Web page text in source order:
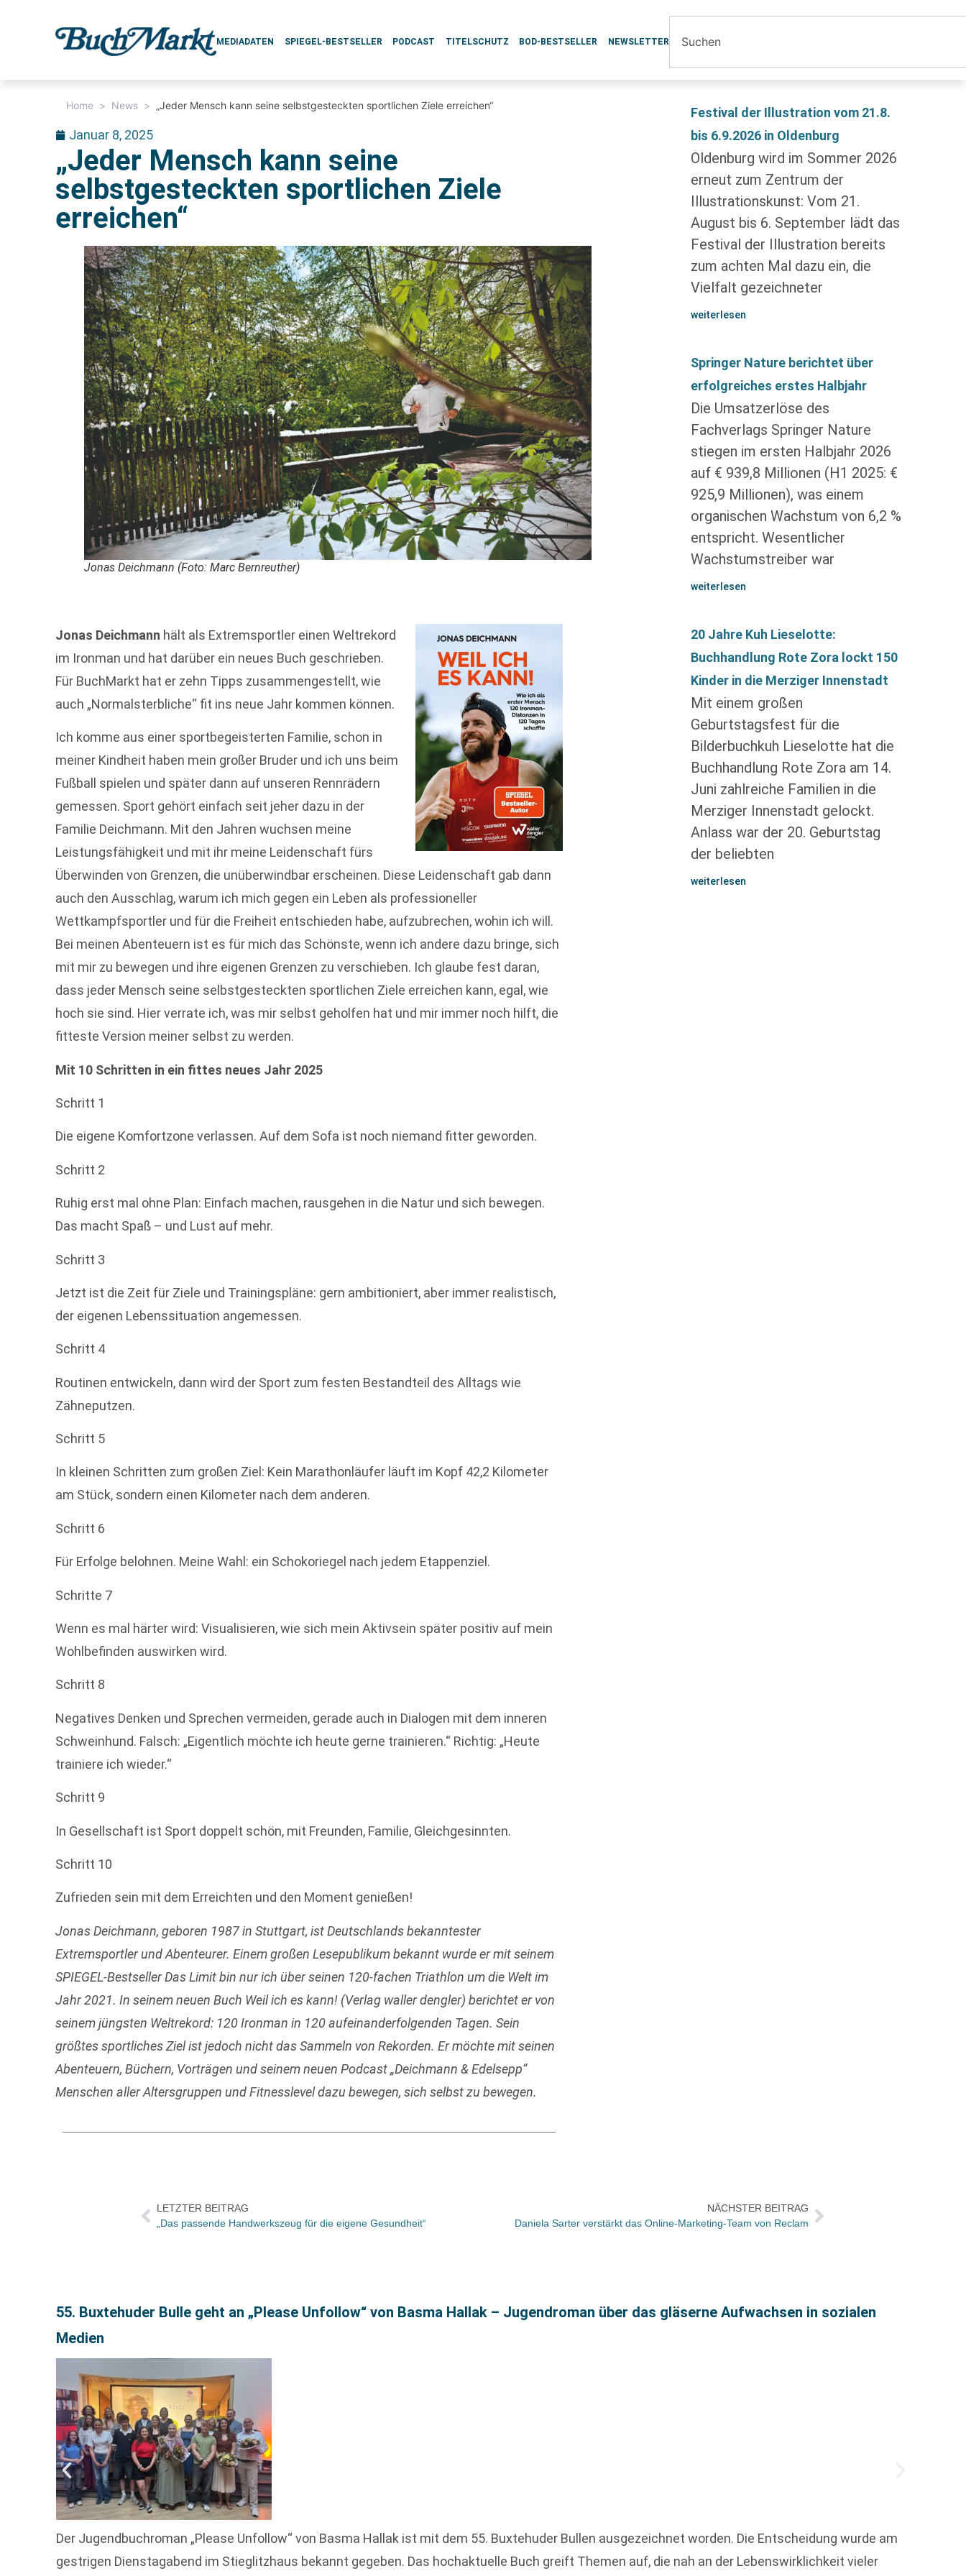
MEDIADATEN SPIEGEL-BESTSELLER PODCAST TITELSCHUTZ BOD-BESTSELLER NEWSLETTER
Home > News > „Jeder Mensch kann seine selbstgesteckten sportlichen Ziele erreichen“
Januar 8, 2025
„Jeder Mensch kann seine
selbstgesteckten sportlichen Ziele
erreichen“
Jonas Deichmann (Foto: Marc Bernreuther)
Jonas Deichmann hält als Extremsportler einen Weltrekord
im Ironman und hat darüber ein neues Buch geschrieben.
Für BuchMarkt hat er zehn Tipps zusammengestellt, wie
auch „Normalsterbliche“ fit ins neue Jahr kommen können.
Ich komme aus einer sportbegeisterten Familie, schon in
meiner Kindheit haben mein großer Bruder und ich uns beim
Fußball spielen und später dann auf unseren Rennrädern
gemessen. Sport gehört einfach seit jeher dazu in der
Familie Deichmann. Mit den Jahren wuchsen meine
Leistungsfähigkeit und mit ihr meine Leidenschaft fürs
Überwinden von Grenzen, die unüberwindbar erscheinen. Diese Leidenschaft gab dann
auch den Ausschlag, warum ich mich gegen ein Leben als professioneller
Wettkampfsportler und für die Freiheit entschieden habe, aufzubrechen, wohin ich will.
Bei meinen Abenteuern ist es für mich das Schönste, wenn ich andere dazu bringe, sich
mit mir zu bewegen und ihre eigenen Grenzen zu verschieben. Ich glaube fest daran,
dass jeder Mensch seine selbstgesteckten sportlichen Ziele erreichen kann, egal, wie
hoch sie sind. Hier verrate ich, was mir selbst geholfen hat und mir immer noch hilft, die
fitteste Version meiner selbst zu werden.
Mit 10 Schritten in ein fittes neues Jahr 2025
Schritt 1
Die eigene Komfortzone verlassen. Auf dem Sofa ist noch niemand fitter geworden.
Schritt 2
Ruhig erst mal ohne Plan: Einfach machen, rausgehen in die Natur und sich bewegen.
Das macht Spaß – und Lust auf mehr.
Schritt 3
Jetzt ist die Zeit für Ziele und Trainingspläne: gern ambitioniert, aber immer realistisch,
der eigenen Lebenssituation angemessen.
Schritt 4
Routinen entwickeln, dann wird der Sport zum festen Bestandteil des Alltags wie
Zähneputzen.
Schritt 5
In kleinen Schritten zum großen Ziel: Kein Marathonläufer läuft im Kopf 42,2 Kilometer
am Stück, sondern einen Kilometer nach dem anderen.
Schritt 6
Für Erfolge belohnen. Meine Wahl: ein Schokoriegel nach jedem Etappenziel.
Schritte 7
Wenn es mal härter wird: Visualisieren, wie sich mein Aktivsein später positiv auf mein
Wohlbefinden auswirken wird.
Schritt 8
Negatives Denken und Sprechen vermeiden, gerade auch in Dialogen mit dem inneren
Schweinhund. Falsch: „Eigentlich möchte ich heute gerne trainieren.“ Richtig: „Heute
trainiere ich wieder.“
Schritt 9
In Gesellschaft ist Sport doppelt schön, mit Freunden, Familie, Gleichgesinnten.
Schritt 10
Zufrieden sein mit dem Erreichten und den Moment genießen!
Jonas Deichmann, geboren 1987 in Stuttgart, ist Deutschlands bekanntester
Extremsportler und Abenteurer. Einem großen Lesepublikum bekannt wurde er mit seinem
SPIEGEL-Bestseller Das Limit bin nur ich über seinen 120-fachen Triathlon um die Welt im
Jahr 2021. In seinem neuen Buch Weil ich es kann! (Verlag waller dengler) berichtet er von
seinem jüngsten Weltrekord: 120 Ironman in 120 aufeinanderfolgenden Tagen. Sein
größtes sportliches Ziel ist jedoch nicht das Sammeln von Rekorden. Er möchte mit seinen
Abenteuern, Büchern, Vorträgen und seinem neuen Podcast „Deichmann & Edelsepp“
Menschen aller Altersgruppen und Fitnesslevel dazu bewegen, sich selbst zu bewegen.
Festival der Illustration vom 21.8.
bis 6.9.2026 in Oldenburg
Oldenburg wird im Sommer 2026
erneut zum Zentrum der
Illustrationskunst: Vom 21.
August bis 6. September lädt das
Festival der Illustration bereits
zum achten Mal dazu ein, die
Vielfalt gezeichneter
weiterlesen
Springer Nature berichtet über
erfolgreiches erstes Halbjahr
Die Umsatzerlöse des
Fachverlags Springer Nature
stiegen im ersten Halbjahr 2026
auf € 939,8 Millionen (H1 2025: €
925,9 Millionen), was einem
organischen Wachstum von 6,2 %
entspricht. Wesentlicher
Wachstumstreiber war
weiterlesen
20 Jahre Kuh Lieselotte:
Buchhandlung Rote Zora lockt 150
Kinder in die Merziger Innenstadt
Mit einem großen
Geburtstagsfest für die
Bilderbuchkuh Lieselotte hat die
Buchhandlung Rote Zora am 14.
Juni zahlreiche Familien in die
Merziger Innenstadt gelockt.
Anlass war der 20. Geburtstag
der beliebten
weiterlesen
LETZTER BEITRAG
„Das passende Handwerkszeug für die eigene Gesundheit“
NÄCHSTER BEITRAG
Daniela Sarter verstärkt das Online-Marketing-Team von Reclam
55. Buxtehuder Bulle geht an „Please Unfollow“ von Basma Hallak – Jugendroman über das gläserne Aufwachsen in sozialen
Medien
Der Jugendbuchroman „Please Unfollow“ von Basma Hallak ist mit dem 55. Buxtehuder Bullen ausgezeichnet worden. Die Entscheidung wurde am
gestrigen Dienstagabend im Stieglitzhaus bekannt gegeben. Das hochaktuelle Buch greift Themen auf, die nah an der Lebenswirklichkeit vieler